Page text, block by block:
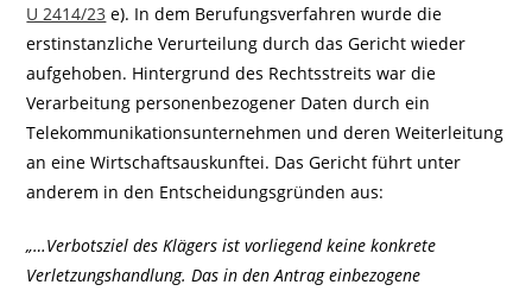
U 2414/23 e). In dem Berufungsverfahren wurde die
erstinstanzliche Verurteilung durch das Gericht wieder
aufgehoben. Hintergrund des Rechtsstreits war die
Verarbeitung personenbezogener Daten durch ein
Telekommunikationsunternehmen und deren Weiterleitung
an eine Wirtschaftsauskunftei. Das Gericht führt unter
anderem in den Entscheidungsgründen aus:
„…Verbotsziel des Klägers ist vorliegend keine konkrete
Verletzungshandlung. Das in den Antrag einbezogene